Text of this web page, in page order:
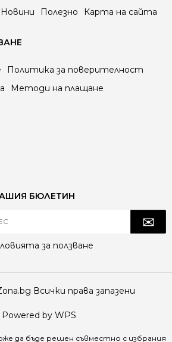
Новини Полезно Карта на сайта
Политика за поверителност
Методи на плащане
БЮЛЕТИН
за ползване
Всички права запазени
Powered by WPS
да бъде решен съвместно с избрания